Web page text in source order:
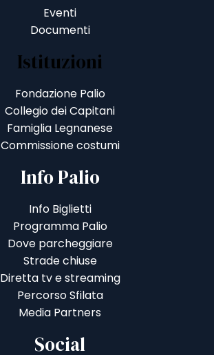
Eventi
Documenti
Istituzioni
Fondazione Palio
Collegio dei Capitani
Famiglia Legnanese
Commissione costumi
Info Palio
Info Biglietti
Programma Palio
Dove parcheggiare
Strade chiuse
Diretta tv e streaming
Percorso Sfilata
Media Partners
Social